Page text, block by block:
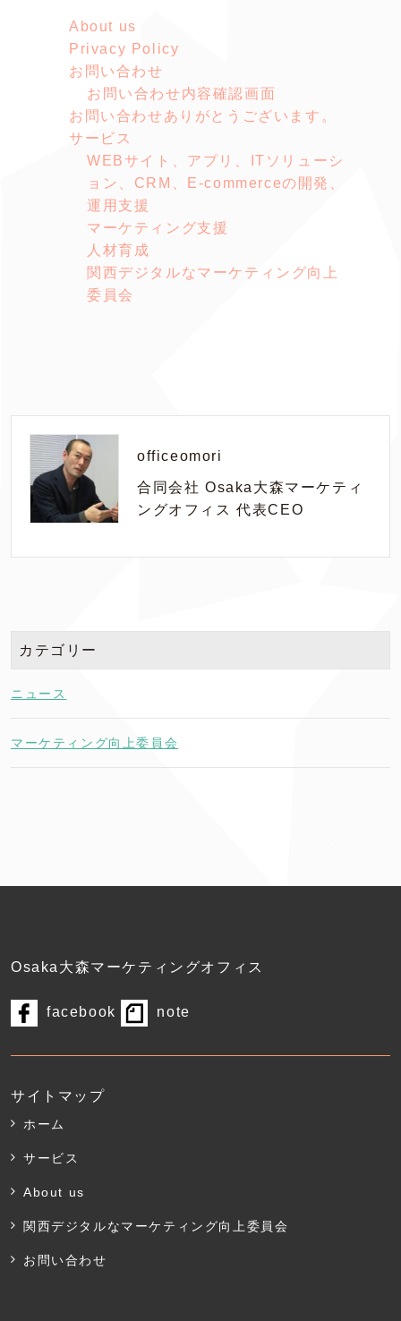
About us
Privacy Policy
お問い合わせ
お問い合わせ内容確認画面
お問い合わせありがとうございます。
サービス
WEBサイト、アプリ、ITソリューシ
ョン、CRM、E-commerceの開発、
運用支援
マーケティング支援
人材育成
関西デジタルなマーケティング向上
委員会
officeomori
合同会社 Osaka大森マーケティ
ングオフィス 代表CEO
カテゴリー
ニュース
マーケティング向上委員会
Osaka大森マーケティングオフィス
facebook note
サイトマップ
ホーム
サービス
About us
関西デジタルなマーケティング向上委員会
お問い合わせ